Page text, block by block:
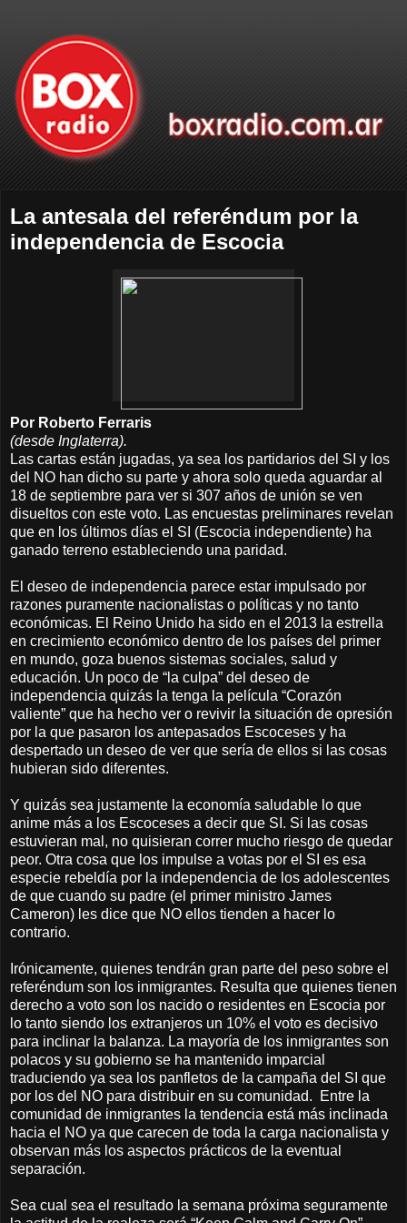
La antesala del referéndum por la
independencia de Escocia
Por Roberto Ferraris
(desde Inglaterra).
Las cartas están jugadas, ya sea los partidarios del SI y los
del NO han dicho su parte y ahora solo queda aguardar al
18 de septiembre para ver si 307 años de unión se ven
disueltos con este voto. Las encuestas preliminares revelan
que en los últimos días el SI (Escocia independiente) ha
ganado terreno estableciendo una paridad.
El deseo de independencia parece estar impulsado por
razones puramente nacionalistas o políticas y no tanto
económicas. El Reino Unido ha sido en el 2013 la estrella
en crecimiento económico dentro de los países del primer
en mundo, goza buenos sistemas sociales, salud y
educación. Un poco de “la culpa” del deseo de
independencia quizás la tenga la película “Corazón
valiente” que ha hecho ver o revivir la situación de opresión
por la que pasaron los antepasados Escoceses y ha
despertado un deseo de ver que sería de ellos si las cosas
hubieran sido diferentes.
Y quizás sea justamente la economía saludable lo que
anime más a los Escoceses a decir que SI. Si las cosas
estuvieran mal, no quisieran correr mucho riesgo de quedar
peor. Otra cosa que los impulse a votas por el SI es esa
especie rebeldía por la independencia de los adolescentes
de que cuando su padre (el primer ministro James
Cameron) les dice que NO ellos tienden a hacer lo
contrario.
Irónicamente, quienes tendrán gran parte del peso sobre el
referéndum son los inmigrantes. Resulta que quienes tienen
derecho a voto son los nacido o residentes en Escocia por
lo tanto siendo los extranjeros un 10% el voto es decisivo
para inclinar la balanza. La mayoría de los inmigrantes son
polacos y su gobierno se ha mantenido imparcial
traduciendo ya sea los panfletos de la campaña del SI que
por los del NO para distribuir en su comunidad. Entre la
comunidad de inmigrantes la tendencia está más inclinada
hacia el NO ya que carecen de toda la carga nacionalista y
observan más los aspectos prácticos de la eventual
separación.
Sea cual sea el resultado la semana próxima seguramente